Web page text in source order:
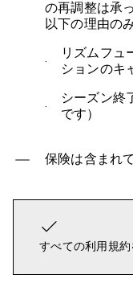
の再調整は承
以下の理由の
リズムフュ
ションのキ
シーズン終
です）
保険は含まれ
すべての利用規約